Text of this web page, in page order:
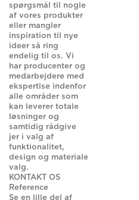
spørgsmål til nogle
af vores produkter
eller mangler
inspiration til nye
ideer så ring
endelig til os. Vi
har producenter og
medarbejdere med
ekspertise indenfor
alle områder som
kan leverer totale
løsninger og
samtidig rådgive
jer i valg af
funktionalitet,
design og materiale
valg.
KONTAKT OS
Reference
Se en lille del af